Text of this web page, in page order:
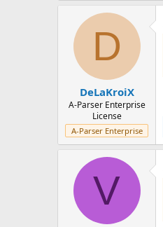
D
DeLaKroiX
A-Parser Enterprise
License
A-Parser Enterprise
V